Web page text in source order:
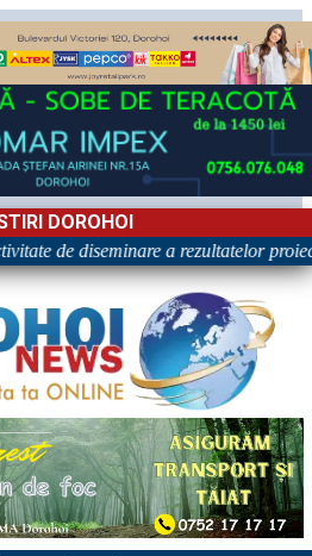
DOROHOI
de diseminare a rezultatelor